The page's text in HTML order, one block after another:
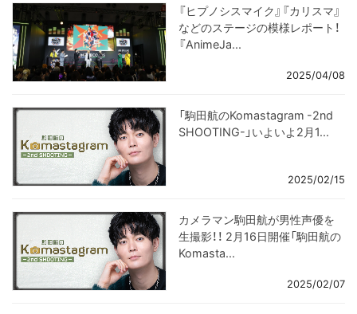
『ヒプノシスマイク』『カリスマ』
などのステージの模様レポート！
『AnimeJa...
2025/04/08
「駒田航のKomastagram -2nd
SHOOTING-」いよいよ2月1...
2025/02/15
カメラマン駒田航が男性声優を
生撮影！！ 2月16日開催「駒田航の
Komasta...
2025/02/07